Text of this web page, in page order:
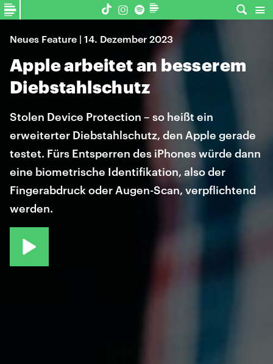
Neues Feature | 14. Dezember 2023
Apple arbeitet an besserem
Diebstahlschutz
Stolen Device Protection – so heißt ein
erweiterter Diebstahlschutz, den Apple gerade
testet. Fürs Entsperren des iPhones würde dann
eine biometrische Identifikation, also der
Fingerabdruck oder Augen-Scan, verpflichtend
werden.